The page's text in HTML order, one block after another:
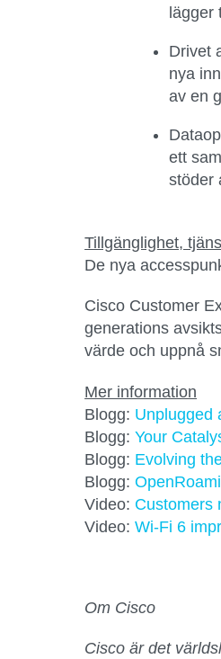
lägger
Drivet
nya
av en
ett
stöder
Tillgänglighet,
De nya
Cisco Customer
generations
värde och uppnå
Mer information
Blogg: Unplugged
Blogg:Your
Blogg: Evolving
Blogg:
Video: Customers
Video:Wi-Fi 6
Om Cisco
Cisco är det